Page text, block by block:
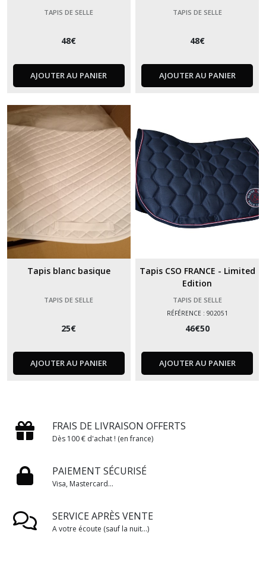
TAPIS DE SELLE
48€
AJOUTER AU PANIER
TAPIS DE SELLE
48€
AJOUTER AU PANIER
Tapis blanc basique
TAPIS DE SELLE
25€
AJOUTER AU PANIER
Tapis CSO FRANCE - Limited
Edition
TAPIS DE SELLE
RÉFÉRENCE : 902051
46€50
AJOUTER AU PANIER
FRAIS DE LIVRAISON OFFERTS
Dès 100 € d'achat ! (en france)
PAIEMENT SÉCURISÉ
Visa, Mastercard...
SERVICE APRÈS VENTE
A votre écoute (sauf la nuit...)